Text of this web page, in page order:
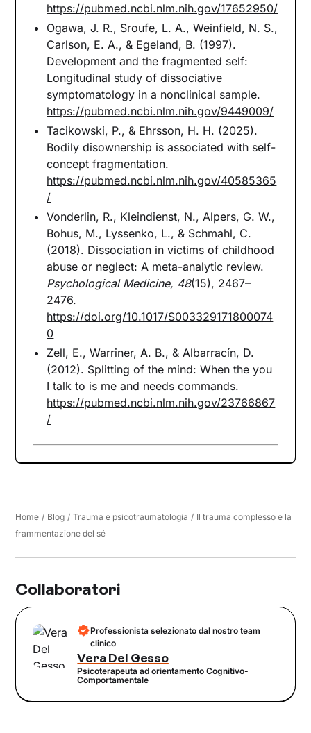
https://pubmed.ncbi.nlm.nih.gov/17652950/
Ogawa, J. R., Sroufe, L. A., Weinfield, N. S.,
Carlson, E. A., & Egeland, B. (1997).
Development and the fragmented self:
Longitudinal study of dissociative
symptomatology in a nonclinical sample.
https://pubmed.ncbi.nlm.nih.gov/9449009/
Tacikowski, P., & Ehrsson, H. H. (2025).
Bodily disownership is associated with self-
concept fragmentation.
https://pubmed.ncbi.nlm.nih.gov/40585365
/
Vonderlin, R., Kleindienst, N., Alpers, G. W.,
Bohus, M., Lyssenko, L., & Schmahl, C.
(2018). Dissociation in victims of childhood
abuse or neglect: A meta-analytic review.
Psychological Medicine, 48(15), 2467–
2476.
https://doi.org/10.1017/S003329171800074
0
Zell, E., Warriner, A. B., & Albarracín, D.
(2012). Splitting of the mind: When the you
I talk to is me and needs commands.
https://pubmed.ncbi.nlm.nih.gov/23766867
/
Home / Blog / Trauma e psicotraumatologia / Il trauma complesso e la
frammentazione del sé
Collaboratori
Professionista selezionato dal nostro team
clinico
Vera Del Gesso
Psicoterapeuta ad orientamento Cognitivo-
Comportamentale